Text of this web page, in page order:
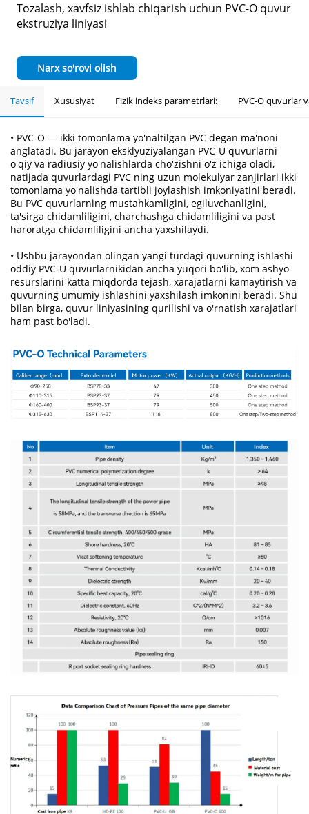
Tozalash, xavfsiz ishlab chiqarish uchun PVC-O quvur
ekstruziya liniyasi
Narx so'rovi olish
Tavsif Xususiyat Fizik indeks parametrlari: PVC-O quvurlar
• PVC-O — ikki tomonlama yo'naltilgan PVC degan ma'noni
anglatadi. Bu jarayon eksklyuziyalangan PVC-U quvurlarni
o'qiy va radiusiy yo'nalishlarda cho'zishni o'z ichiga oladi,
natijada quvurlardagi PVC ning uzun molekulyar zanjirlari ikki
tomonlama yo'nalishda tartibli joylashish imkoniyatini beradi.
Bu PVC quvurlarning mustahkamligini, egiluvchanligini,
ta'sirga chidamliligini, charchashga chidamliligini va past
haroratga chidamliligini ancha yaxshilaydi.
• Ushbu jarayondan olingan yangi turdagi quvurning ishlashi
oddiy PVC-U quvurlarnikidan ancha yuqori bo'lib, xom ashyo
resurslarini katta miqdorda tejash, xarajatlarni kamaytirish va
quvurning umumiy ishlashini yaxshilash imkonini beradi. Shu
bilan birga, quvur liniyasining qurilishi va o'rnatish xarajatlari
ham past bo'ladi.